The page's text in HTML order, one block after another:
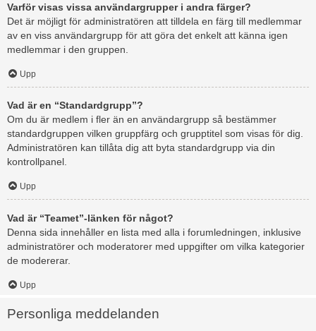
Varför visas vissa användargrupper i andra färger?
Det är möjligt för administratören att tilldela en färg till medlemmar
av en viss användargrupp för att göra det enkelt att känna igen
medlemmar i den gruppen.
Upp
Vad är en “Standardgrupp”?
Om du är medlem i fler än en användargrupp så bestämmer
standardgruppen vilken gruppfärg och grupptitel som visas för dig.
Administratören kan tillåta dig att byta standardgrupp via din
kontrollpanel.
Upp
Vad är “Teamet”-länken för något?
Denna sida innehåller en lista med alla i forumledningen, inklusive
administratörer och moderatorer med uppgifter om vilka kategorier
de modererar.
Upp
Personliga meddelanden